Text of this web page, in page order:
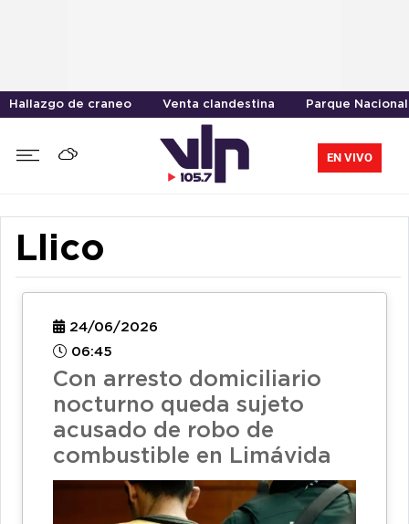
Hallazgo de craneo Venta clandestina Parque
EN VIVO
Llico
24/06/2026
06:45
Con arresto domiciliario
nocturno queda sujeto
acusado de robo de
combustible en Limávida